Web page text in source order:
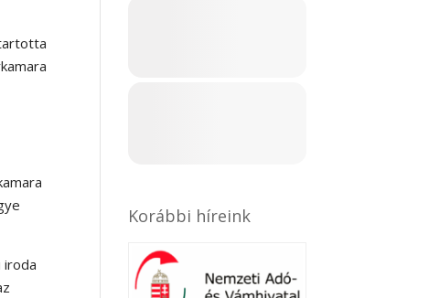
iroda
Korábbi híreink